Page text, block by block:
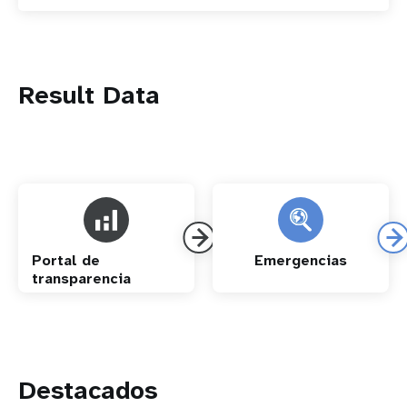
Result Data
Portal de
transparencia
Emergencias
Destacados